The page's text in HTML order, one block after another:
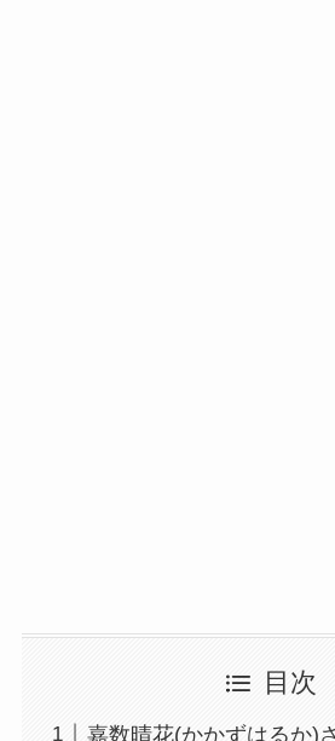
目次
嘉数晴花(かかずはるか)